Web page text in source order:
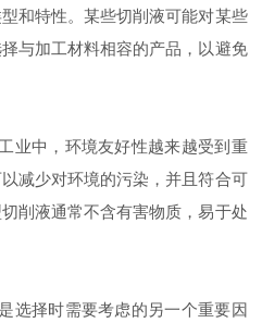
和特性。某些切削液可能对某些
与加工材料相容的产品，以避免
中，环境友好性越来越受到重
减少对环境的污染，并且符合可
削液通常不含有害物质，易于处
择时需要考虑的另一个重要因